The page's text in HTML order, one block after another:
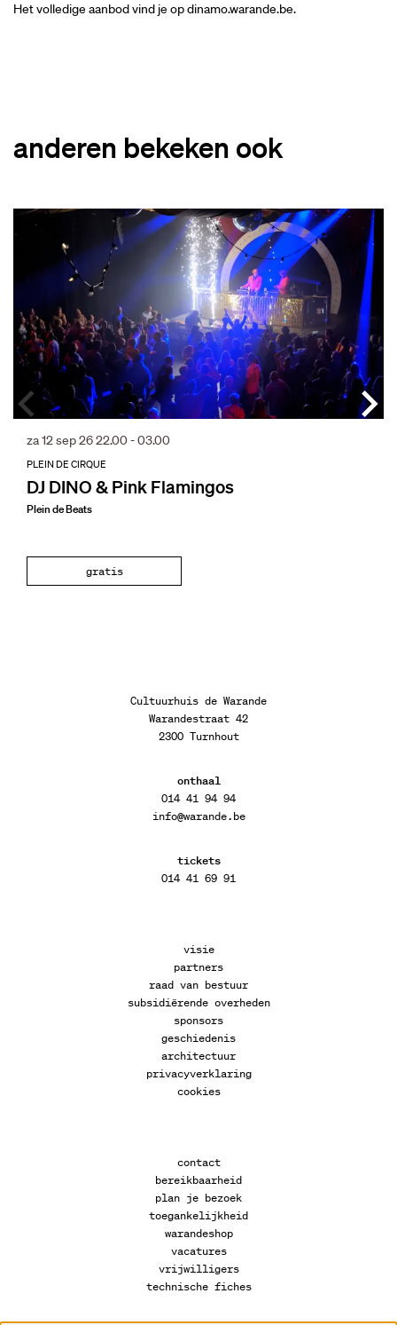
Het volledige aanbod vind je op dinamo.warande.be.
anderen bekeken ook
DJ DINO & Pink Flamingos
Plein de Beats
PLEIN DE CIRQUE
za 12 sep 2622.00 - 03.00
gratis
Cultuurhuis de Warande
Warandestraat 42
2300 Turnhout
onthaal
014 41 94 94
info@warande.be
tickets
014 41 69 91
visie
partners
raad van bestuur
subsidiërende overheden
sponsors
geschiedenis
architectuur
privacyverklaring
cookies
contact
bereikbaarheid
plan je bezoek
toegankelijkheid
warandeshop
vacatures
vrijwilligers
technische fiches